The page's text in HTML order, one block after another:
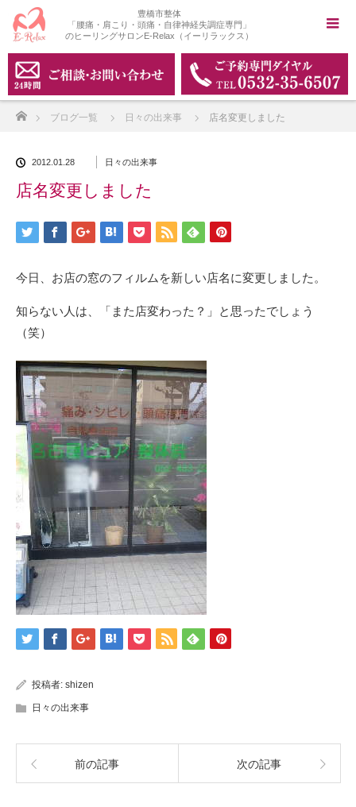
豊橋市整体
「腰痛・肩こり・頭痛・自律神経失調症専門」
のヒーリングサロンE-Relax（イーリラックス）
ブログ一覧 日々の出来事 店名変更しました
2012.01.28 日々の出来事
店名変更しました
今日、お店の窓のフィルムを新しい店名に変更しました。
知らない人は、「また店変わった？」と思ったでしょう
（笑）
投稿者: shizen
日々の出来事
前の記事 次の記事